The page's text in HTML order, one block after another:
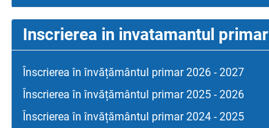
Inscrierea in invatamantul primar
Înscrierea în învățământul primar 2026 - 2027
Înscrierea în învățământul primar 2025 - 2026
Înscrierea în învățământul primar 2024 - 2025